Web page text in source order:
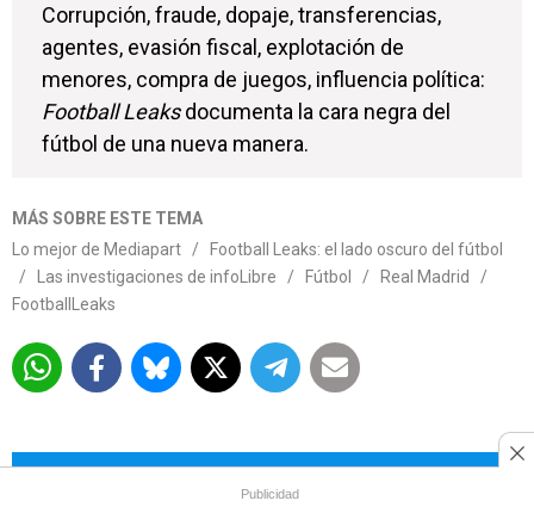
Corrupción, fraude, dopaje, transferencias,
agentes, evasión fiscal, explotación de
menores, compra de juegos, influencia política:
Football Leaksdocumenta la cara negra del
fútbol de una nueva manera.
MÁS SOBRE ESTE TEMA
Lo mejor de Mediapart
/
Football Leaks: el lado oscuro del fútbol
/
Las investigaciones de infoLibre / Fútbol / Real Madrid
/
FootballLeaks
Más allá de los titulares está la
Publicidad